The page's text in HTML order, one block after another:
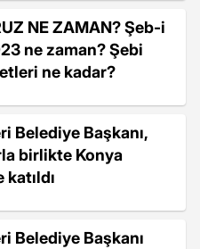
NE ZAMAN? Şeb-i
ne zaman? Şebi
ne kadar?
Belediye Başkanı,
birlikte Konya
Belediye Başkanı